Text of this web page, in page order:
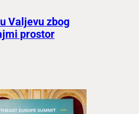
Valjevu zbog
prostor